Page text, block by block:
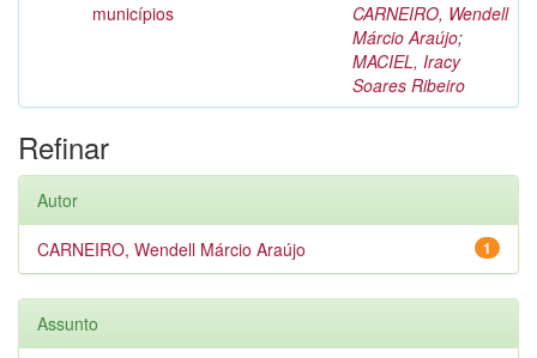
municípios
CARNEIRO, Wendell
Márcio Araújo;
MACIEL, Iracy
Soares Ribeiro
Refinar
Autor
1
CARNEIRO, Wendell Márcio Araújo
Assunto